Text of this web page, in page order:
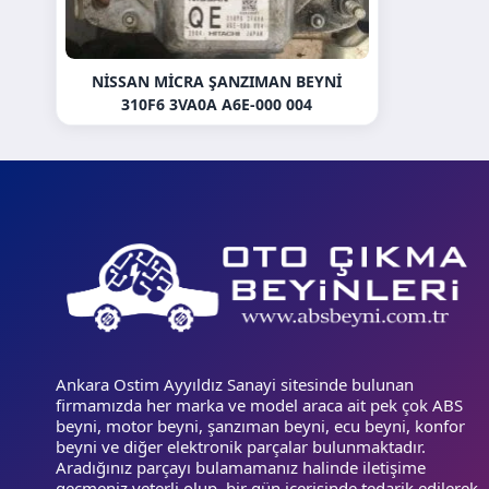
NISSAN MICRA ŞANZIMAN BEYNI
310F6 3VA0A A6E-000 004
Ankara Ostim Ayyıldız Sanayi sitesinde bulunan
firmamızda her marka ve model araca ait pek çok ABS
beyni, motor beyni, şanzıman beyni, ecu beyni, konfor
beyni ve diğer elektronik parçalar bulunmaktadır.
Aradığınız parçayı bulamamanız halinde iletişime